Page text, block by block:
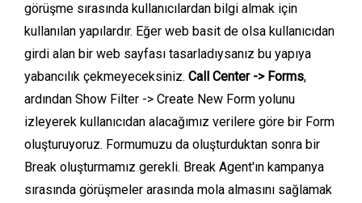
görüşme sırasında kullanıcılardan bilgi almak için
kullanılan yapılardır. Eğer web basit de olsa kullanıcıdan
girdi alan bir web sayfası tasarladıysanız bu yapıya
yabancılık çekmeyeceksiniz. Call Center -> Forms,
ardından Show Filter -> Create New Form yolunu
izleyerek kullanıcıdan alacağımız verilere göre bir Form
oluşturuyoruz. Formumuzu da oluşturduktan sonra bir
Break oluşturmamız gerekli. Break Agent'ın kampanya
sırasında görüşmeler arasında mola almasını sağlamak